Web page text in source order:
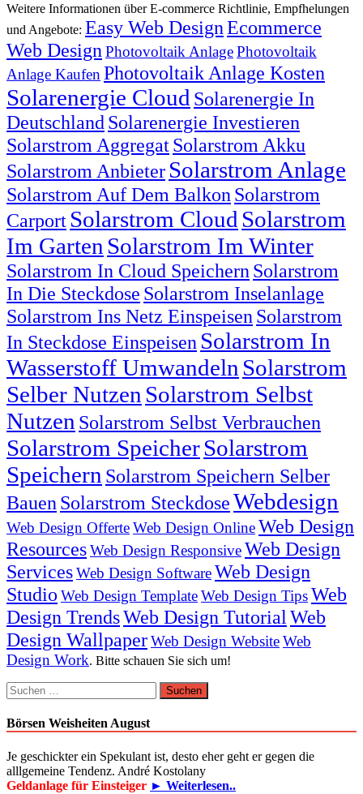
Weitere Informationen über E-commerce Richtlinie, Empfhelungen
und Angebote: Easy Web DesignEcommerce
Web Design Photovoltaik AnlagePhotovoltaik
Anlage Kaufen Photovoltaik Anlage Kosten
Solarenergie Cloud Solarenergie In
Deutschland Solarenergie Investieren
Solarstrom AggregatSolarstrom Akku
Solarstrom Anbieter Solarstrom Anlage
Solarstrom Auf Dem Balkon Solarstrom
Carport Solarstrom Cloud Solarstrom
Im Garten Solarstrom Im Winter
Solarstrom In Cloud Speichern Solarstrom
In Die Steckdose Solarstrom Inselanlage
Solarstrom Ins Netz Einspeisen Solarstrom
In Steckdose Einspeisen Solarstrom In
Wasserstoff Umwandeln Solarstrom
Selber Nutzen Solarstrom Selbst
Nutzen Solarstrom Selbst Verbrauchen
Solarstrom SpeicherSolarstrom
Speichern Solarstrom Speichern Selber
Bauen Solarstrom SteckdoseWebdesign
Web Design OfferteWeb Design OnlineWeb Design
ResourcesWeb Design ResponsiveWeb Design
ServicesWeb Design SoftwareWeb Design
Studio Web Design TemplateWeb Design TipsWeb
Design TrendsWeb Design Tutorial Web
Design WallpaperWeb Design WebsiteWeb
Design Work. Bitte schauen Sie sich um!
Suchen
nach:
Börsen Weisheiten August
Je geschickter ein Spekulant ist, desto eher geht er gegen die
alllgemeine Tendenz. André Kostolany
Geldanlage für Einsteiger ► Weiterlesen..